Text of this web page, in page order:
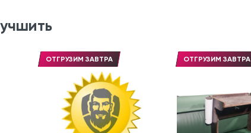
ОТГРУЗИМ ЗАВТРА ОТГРУЗИМ ЗАВТРА